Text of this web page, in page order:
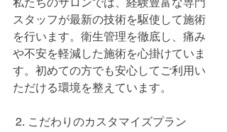
スタッフが最新の技術を駆使して施術
を行います。衛生管理を徹底し、痛み
や不安を軽減した施術を心掛けていま
す。初めての方でも安心してご利用い
ただける環境を整えています。
2. こだわりのカスタマイズプラン